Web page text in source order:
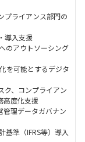
プライアンス部門の
入支援
アウトソーシング
可能とするデジタ
ク、コンプライアン
高度化支援
理データガバナン
準（IFRS等）導入